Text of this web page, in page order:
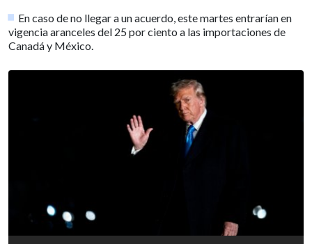
En caso de no llegar a un acuerdo, este martes entrarían en
vigencia aranceles del 25 por ciento a las importaciones de
Canadá y México.